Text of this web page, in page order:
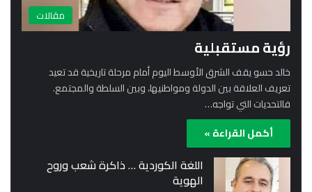
مقالات
رؤية مستقبلية
خالد حسو يقف الشرق الأوسط اليوم أمام مرحلة تاريخية قد تعيد
تعريف العلاقة بين الدولة ومواطنيها، وبين السلطة والمجتمع.
فالتحديات التي تواجه…
أكمل القراءة »
اللغة الكوردية … ذاكرة شعب وروح
الهوية